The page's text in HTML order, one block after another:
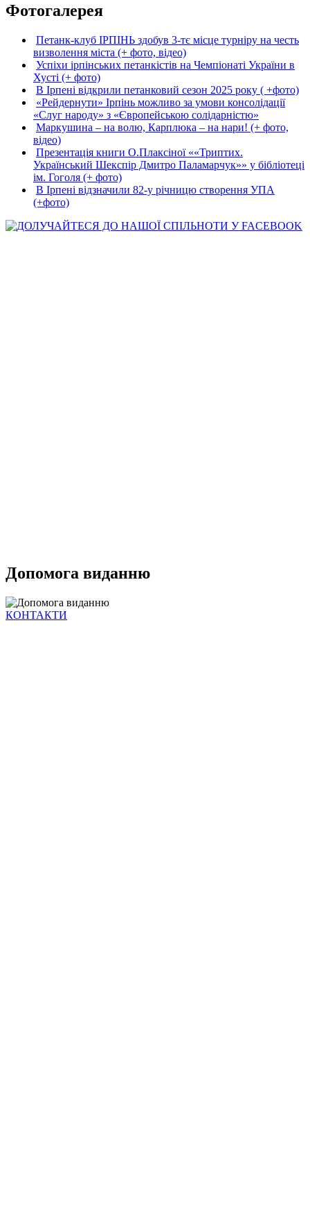
Фотогалерея
Петанк-клуб ІРПІНЬ здобув 3-тє місце турніру на честь
визволення міста (+ фото, відео)
Успіхи ірпінських петанкістів на Чемпіонаті України в
Хусті (+ фото)
В Ірпені відкрили петанковий сезон 2025 року ( +фото)
«Рейдернути» Ірпінь можливо за умови консолідації
«Слуг народу» з «Європейською солідарністю»
Маркушина – на волю, Карплюка – на нари! (+ фото,
відео)
Презентація книги О.Плаксіної ««Триптих.
Український Шекспір Дмитро Паламарчук»» у бібліотеці
ім. Гоголя (+ фото)
В Ірпені відзначили 82-у річницю створення УПА
(+фото)
Допомога виданню
КОНТАКТИ